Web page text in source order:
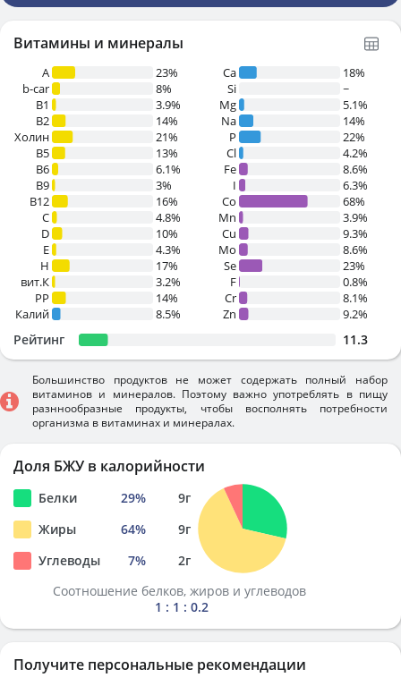
Витамины и минералы
A
23%
b-car
8%
В1
3.9%
B2
14%
Холин
21%
B5
13%
B6
6.1%
B9
3%
B12
16%
C
4.8%
D
10%
E
4.3%
H
17%
вит.К
3.2%
PP
14%
Калий
8.5%
Ca
18%
Si
~
Mg
5.1%
Na
14%
P
22%
Cl
4.2%
Fe
8.6%
I
6.3%
Co
68%
Mn
3.9%
Cu
9.3%
Mo
8.6%
Se
23%
F
0.8%
Cr
8.1%
Zn
9.2%
Рейтинг 11.3
Большинство продуктов не может содержать полный набор
витаминов и минералов. Поэтому важно употреблять в пищу
разннообразные продукты, чтобы восполнять потребности
организма в витаминах и минералах.
Доля БЖУ в калорийности
Белки 29% 9г
Жиры
64% 9г
Углеводы
7% 2г
Соотношение белков, жиров и углеводов
1 : 1 : 0.2
Получите персональные рекомендации